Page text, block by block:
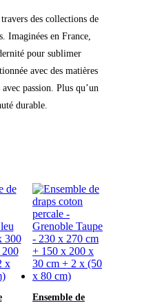
des collections de
Imaginées en France,
pour sublimer
avec des matières
passion. Plus qu’un
durable.
Ensemble de